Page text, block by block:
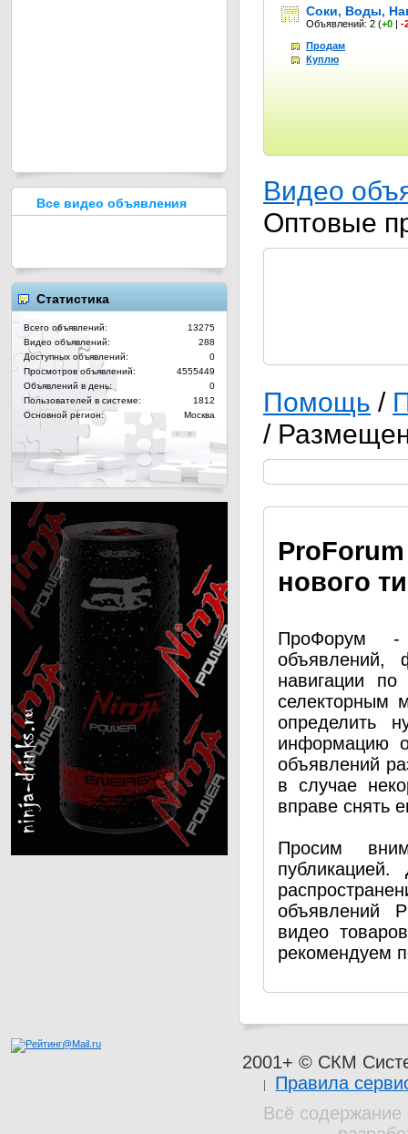
Соки, Воды,
Объявлений: 2 (+0 | -
Продам
Куплю
Видео
Оптовые
Помощь /
/
Pro
нового
ПроФорум -
объявлений,
навигации по
селекторным
определить
информацию
объявлений
в случае
вправе снять
Просим
объявлений
видео
рекомендуем
Все видео объявления
Статистика
Всего объявлений:
13275
Видео объявлений:
288
Доступных объявлений:
0
Просмотров объявлений:
4555449
Объявлений в день:
0
Пользователей в системе:
1812
Основной регион:
Москва
2001+ © СКМ
Правила
Всё содержание